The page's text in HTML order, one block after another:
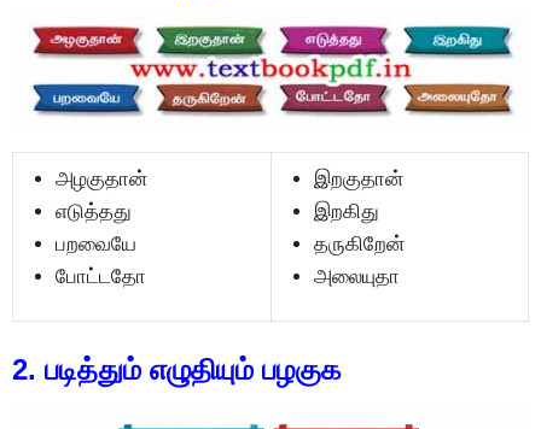
அழகுதான்
எடுத்தது
பறவையே
போட்டதோ
இறகுதான்
இறகிது
தருகிறேன்
அலையுதா
2. படித்தும் எழுதியும் பழகுக